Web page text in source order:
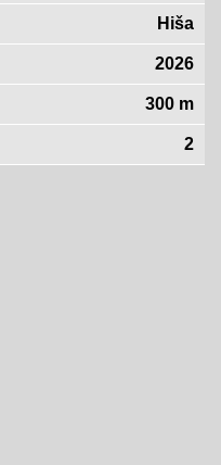
Hiša
2026
300 m
2